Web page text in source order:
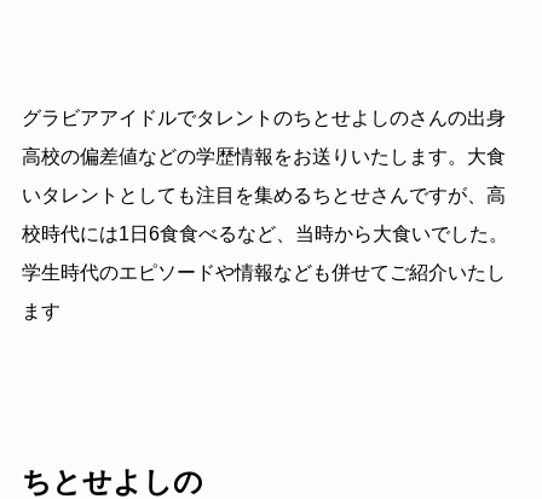
グラビアアイドルでタレントのちとせよしのさんの出身
高校の偏差値などの学歴情報をお送りいたします。大食
いタレントとしても注目を集めるちとせさんですが、高
校時代には1日6食食べるなど、当時から大食いでした。
学生時代のエピソードや情報なども併せてご紹介いたし
ます
ちとせよしの